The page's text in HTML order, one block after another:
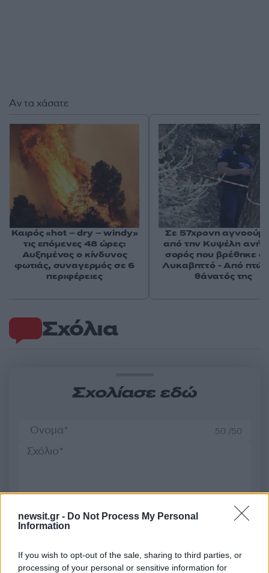
newsit.gr - Do Not Process My Personal
Information
If you wish to opt-out of the sale, sharing to third parties, or
processing of your personal or sensitive information for
Σχόλια
Σχολίασε εδώ
50 /50
Υποβολή σχολίου
Όροι Χρήσης. Το site προστατεύεται από reCAPTCHA, ισχύουν
Πολιτική Απορρήτου
Όροι Χρήσης της Google.
Αν τα χάσατε
Καιρός «hot – dry – windy»
τις επόμενες 48 ώρες:
Αυξημένος ο κίνδυνος
φωτιάς, συναγερμός σε 6
περιφέρειες
Σε 57χρονη
από την Κυψέλη
σορός που βρέθηκε
Λυκαβηττό - Από
θάνατός της